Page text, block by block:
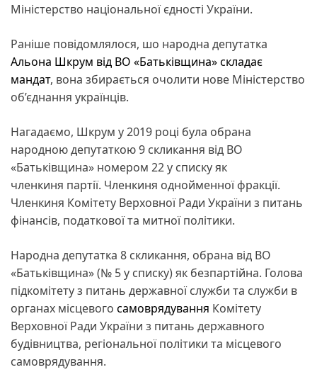
Міністерство національної єдності України.
Раніше повідомлялося, шо народна депутатка
Альона Шкрум від ВО «Батьківщина» складає
мандат, вона збирається очолити нове Міністерство
об’єднання українців.
Нагадаємо, Шкрум у 2019 році була обрана
народною депутаткою 9 скликання від ВО
«Батьківщина» номером 22 у списку як
членкиня партії. Членкиня однойменної фракції.
Членкиня Комітету Верховної Ради України з питань
фінансів, податкової та митної політики.
Народна депутатка 8 скликання, обрана від ВО
«Батьківщина» (№ 5 у списку) як безпартійна. Голова
підкомітету з питань державної служби та служби в
органах місцевого самоврядування Комітету
Верховної Ради України з питань державного
будівництва, регіональної політики та місцевого
самоврядування.